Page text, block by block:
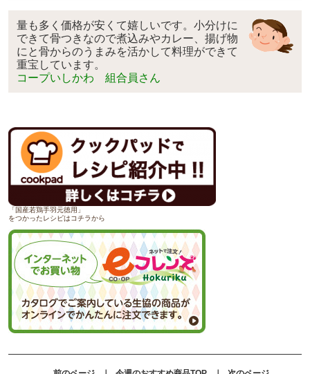
量も多く価格が安くて嬉しいです。小分けに
できて骨つきなので煮込みやカレー、揚げ物
にと骨からのうまみを活かして料理ができて
重宝しています。
コープいしかわ 組合員さん
「国産若鶏手羽元徳用」
をつかったレシピはコチラから